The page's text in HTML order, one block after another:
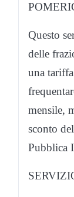
Questo
delle
una
mensile,
sconto
Pubblica